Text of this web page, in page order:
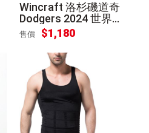
Wincraft 洛杉磯道奇
Dodgers 2024 世界大
賽 冠軍 紀念 雙面毛巾
售價 $1,180